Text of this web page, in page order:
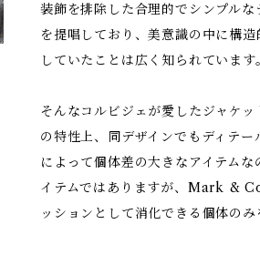
装飾を排除した合理的でシンプル
を提唱しており、美意識の中に構
していたことは広く知られています。
そんなコルビジェが愛したジャケ
の特性上、同デザインでもディテ
によって個体差の大きなアイテム
イテムではありますが、Mark &
ッションとして消化できる個体のみ